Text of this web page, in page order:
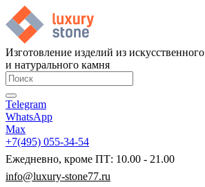
Изготовление изделий из искусственного
и натурального камня
Telegram
WhatsApp
Max
+7(495) 055-34-54
Ежедневно, кроме ПТ: 10.00 - 21.00
info@luxury-stone77.ru